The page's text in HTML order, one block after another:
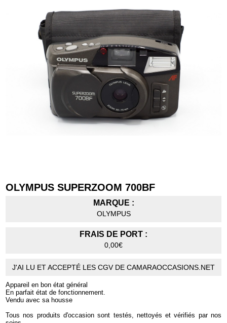
OLYMPUS SUPERZOOM 700BF
MARQUE :
OLYMPUS
FRAIS DE PORT :
0,00€
J'AI LU ET ACCEPTÉ LES CGV DE CAMARAOCCASIONS.NET
Appareil en bon état général
En parfait état de fonctionnement.
Vendu avec sa housse
Tous nos produits d'occasion sont testés, nettoyés et vérifiés par nos